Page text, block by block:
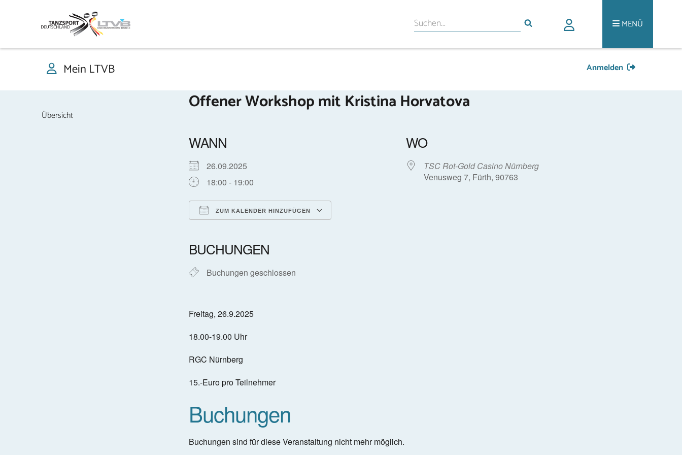
MENÜ
Mein LTVB Anmelden
Übersicht
Offener Workshop mit Kristina Horvatova
WANN
26.09.2025
18:00 - 19:00
ZUM KALENDER HINZUFÜGEN
BUCHUNGEN
Buchungen geschlossen
WO
TSC Rot-Gold Casino Nürnberg
Venusweg 7, Fürth, 90763
Freitag, 26.9.2025
18.00-19.00 Uhr
RGC Nürnberg
15.-Euro pro Teilnehmer
Buchungen
Buchungen sind für diese Veranstaltung nicht mehr möglich.